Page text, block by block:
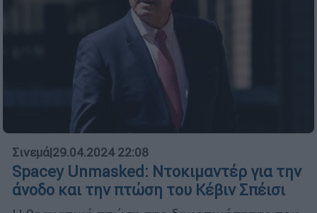
Σινεμά|29.04.2024 22:08
Spacey Unmasked: Ντοκιμαντέρ για την
άνοδο και την πτώση του Κέβιν Σπέισι